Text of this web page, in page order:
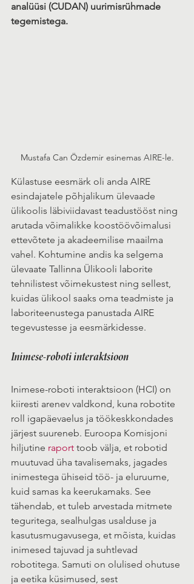
analüüsi (CUDAN) uurimisrühmade
tegemistega.
Mustafa Can Özdemir esinemas AIRE-le.
Külastuse eesmärk oli anda AIRE
esindajatele põhjalikum ülevaade
ülikoolis läbiviidavast teadustööst ning
arutada võimalikke koostöövõimalusi
ettevõtete ja akadeemilise maailma
vahel. Kohtumine andis ka selgema
ülevaate Tallinna Ülikooli laborite
tehnilistest võimekustest ning sellest,
kuidas ülikool saaks oma teadmiste ja
laboriteenustega panustada AIRE
tegevustesse ja eesmärkidesse.
Inimese-roboti interaktsioon
Inimese-roboti interaktsioon (HCI) on
kiiresti arenev valdkond, kuna robotite
roll igapäevaelus ja töökeskkondades
järjest suureneb. Euroopa Komisjoni
hiljutine raport toob välja, et robotid
muutuvad üha tavalisemaks, jagades
inimestega ühiseid töö- ja eluruume,
kuid samas ka keerukamaks. See
tähendab, et tuleb arvestada mitmete
teguritega, sealhulgas usalduse ja
kasutusmugavusega, et mõista, kuidas
inimesed tajuvad ja suhtlevad
robotitega. Samuti on olulised ohutuse
ja eetika küsimused, sest